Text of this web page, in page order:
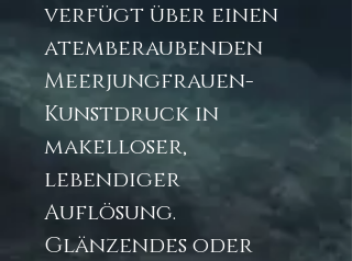
verfügt über einen
atemberaubenden
Meerjungfrauen-
Kunstdruck in
makelloser,
lebendiger
Auflösung.
Glänzendes oder